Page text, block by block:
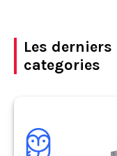
Les derniers
categories